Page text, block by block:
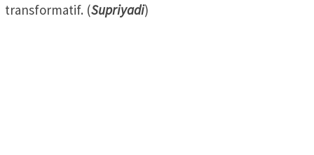
transformatif. (Supriyadi)